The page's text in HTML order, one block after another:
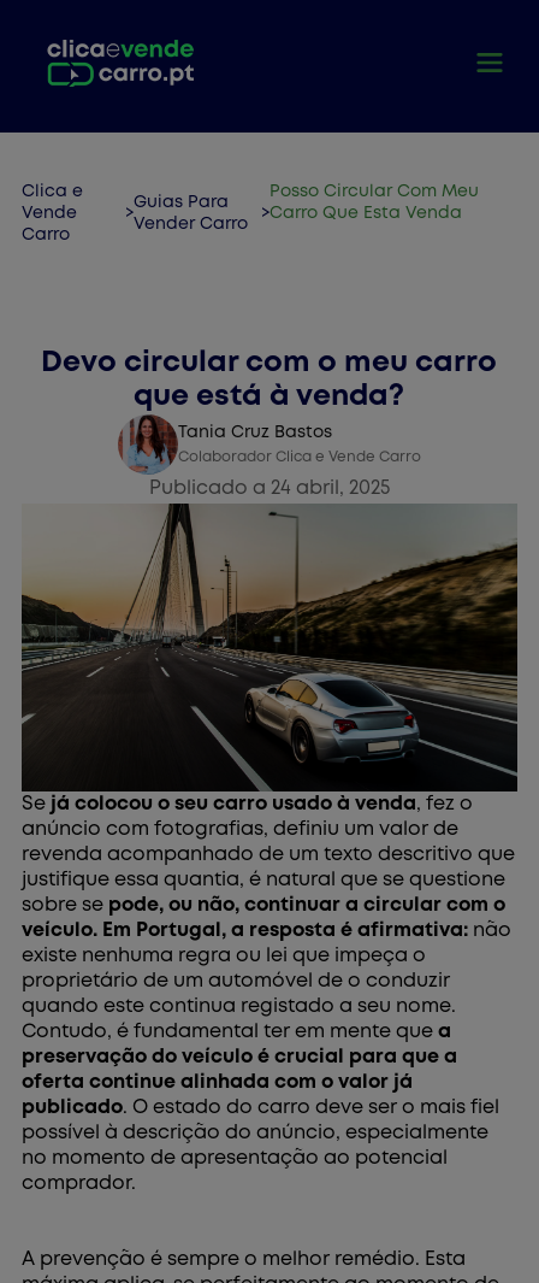
Clica e
Vende
Carro
>
Guias Para
Vender Carro
>
Posso Circular Com Meu
Carro Que Esta Venda
Devo circular com o meu carro
que está à venda?
Tania Cruz Bastos
Colaborador Clica e Vende Carro
Publicado a 24 abril, 2025
Se já colocou o seu carro usado à venda, fez o
anúncio com fotografias, definiu um valor de
revenda acompanhado de um texto descritivo que
justifique essa quantia, é natural que se questione
sobre se pode, ou não, continuar a circular com o
veículo. Em Portugal, a resposta é afirmativa: não
existe nenhuma regra ou lei que impeça o
proprietário de um automóvel de o conduzir
quando este continua registado a seu nome.
Contudo, é fundamental ter em mente quea
preservação do veículo é crucial para que a
oferta continue alinhada com o valor já
publicado. O estado do carro deve ser o mais fiel
possível à descrição do anúncio, especialmente
no momento de apresentação ao potencial
comprador.
A prevenção é sempre o melhor remédio. Esta